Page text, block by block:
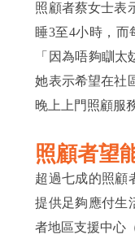
照顧者蔡女士表
睡3至4小時，
「因為唔夠瞓
她表示希望在社
晚上上門照顧服
照顧者望
超過七成的照顧
提供足夠應付生
者地區支援中心